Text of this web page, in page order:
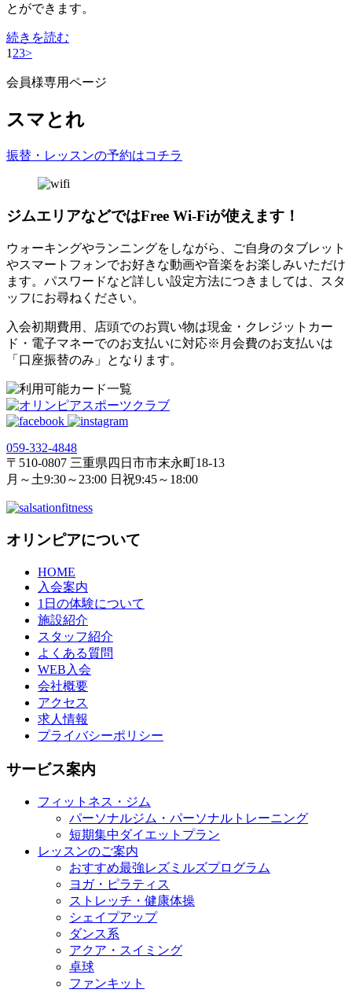
とができます。
続きを読む
1 23>
会員様専用ページ
スマとれ
振替・レッスンの予約はコチラ
ジムエリアなどではFree Wi-Fiが使えます！
ウォーキングやランニングをしながら、ご自身のタブレット
やスマートフォンでお好きな動画や音楽をお楽しみいただけ
ます。パスワードなど詳しい設定方法につきましては、スタ
ッフにお尋ねください。
入会初期費用、店頭でのお買い物は現金・クレジットカー
ド・電子マネーでのお支払いに対応※月会費のお支払いは
「口座振替のみ」となります。
059‐332‐4848
〒510-0807 三重県四日市市末永町18‐13
月～土9:30～23:00 日祝9:45～18:00
オリンピアについて
HOME
入会案内
1日の体験について
施設紹介
スタッフ紹介
よくある質問
WEB入会
会社概要
アクセス
求人情報
プライバシーポリシー
サービス案内
フィットネス・ジム
パーソナルジム・パーソナルトレーニング
短期集中ダイエットプラン
レッスンのご案内
おすすめ最強レズミルズプログラム
ヨガ・ピラティス
ストレッチ・健康体操
シェイプアップ
ダンス系
アクア・スイミング
卓球
ファンキット